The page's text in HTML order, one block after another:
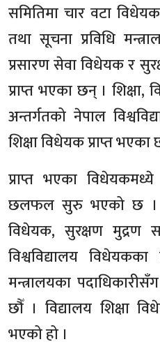
समितिमा चार वटा
तथा सूचना प्रविधि
प्रसारण सेवा विधेयक र
प्राप्त भएका छन् । शिक्षा,
अन्तर्गतको नेपाल
शिक्षा विधेयक प्राप्त भएका
प्राप्त भएका विधेयकमध्ये
छलफल सुरु भएको छ ।
विधेयक, सुरक्षण मुद्रण
विश्वविद्यालय विधेयकका
मन्त्रालयका
छौँ । विद्यालय शिक्षा
भएको हो ।